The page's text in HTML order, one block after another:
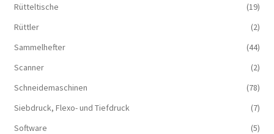
Rütteltische
(19)
Rüttler
(2)
Sammelhefter
(44)
Scanner
(2)
Schneidemaschinen
(78)
Siebdruck, Flexo- und Tiefdruck
(7)
Software
(5)